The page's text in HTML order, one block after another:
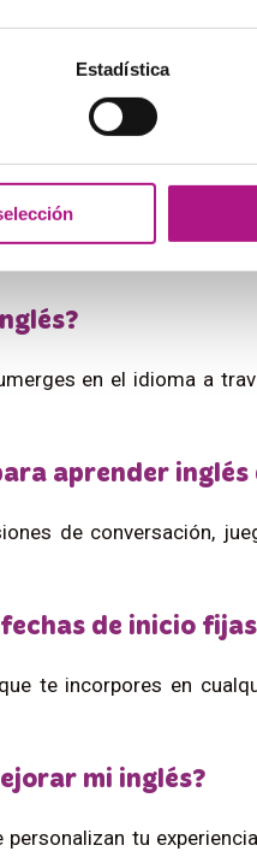
Estadística
online. Puedes
están
app puedes reservar
en el idioma a
aprender
de conversación,
de inicio
te incorpores en
mi inglés?
tu